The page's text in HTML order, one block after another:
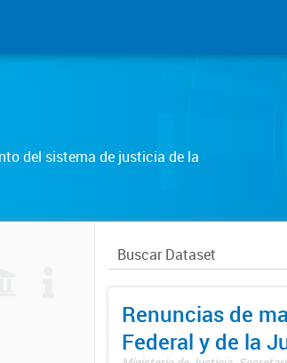
del sistema de justicia de la
Renuncias de
Federal y de la